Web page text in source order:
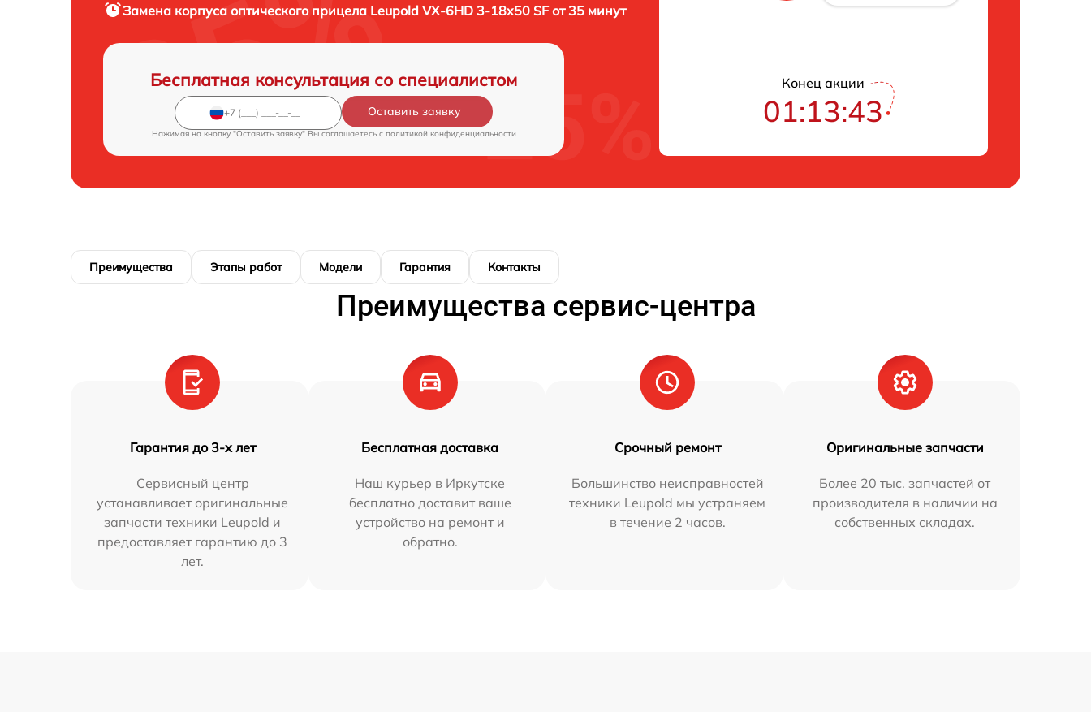
Замена корпуса оптического прицела Leupold VX-6HD 3-18x50 SF от 35 минут
Бесплатная консультация со специалистом
Оставить заявку
Нажимая на кнопку "Оставить заявку" Вы соглашаетесь c политикой конфиденциальности
Конец акции
01:13:42
Преимущества Этапы работ Модели Гарантия Контакты
Преимущества сервис-центра
Гарантия до 3-х лет
Сервисный центр
устанавливает оригинальные
запчасти техники Leupold и
предоставляет гарантию до 3
лет.
Бесплатная доставка
Наш курьер в Иркутске
бесплатно доставит ваше
устройство на ремонт и
обратно.
Срочный ремонт
Большинство неисправностей
техники Leupold мы устраняем
в течение 2 часов.
Оригинальные запчасти
Более 20 тыс. запчастей от
производителя в наличии на
собственных складах.